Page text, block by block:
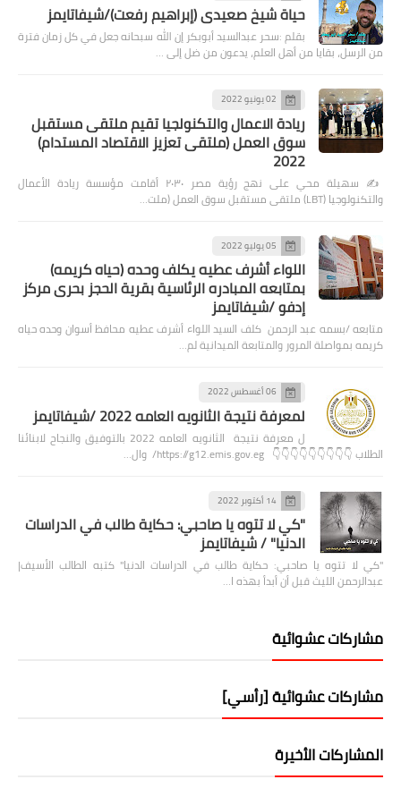
حياة شيخ صعيدى (إبراهيم رفعت)/شيفاتايمز
بقلم :سحر عبدالسيد أبوبكر إن الله سبحانه جعل في كل زمان فترة
من الرسل، بقايا من أهل العلم، يدعون من ضل إلى …
02 يونيو 2022
ريادة الاعمال والتكنولجيا تقيم ملتقى مستقبل
سوق العمل (ملتقى تعزيز الاقتصاد المستدام)
2022
✍️ سهيلة محي على نهج رؤية مصر ٢٠٣٠ أقامت مؤسسة ريادة الأعمال
والتكنولوجيا (LBT) ملتقى مستقبل سوق العمل (ملت…
05 يوليو 2022
اللواء أشرف عطيه يكلف وحده (حياه كريمه)
بمتابعه المبادره الرئاسية بقرية الحجز بحرى مركز
إدفو /شيفاتايمز
متابعه /بسمه عبد الرحمن كلف السيد اللواء أشرف عطيه محافظ أسوان وحده حياه
كريمه بمواصلة المرور والمتابعة الميدانية لم…
06 أغسطس 2022
لمعرفة نتيجة الثانويه العامه 2022 /شيفاتايمز
ل معرفة نتيجة الثانويه العامه 2022 بالتوفيق والنجاح لابنائنا
الطلاب 👇👇👇👇👇👇👇👇👇 https://g12.emis.gov.eg/ وال…
14 أكتوبر 2022
"كي لا تتوه يا صاحبي: حكاية طالب في الدراسات
الدنيا" / شيفاتايمز
"كي لا تتوه يا صاحبي: حكاية طالب في الدراسات الدنيا" كتبه الطالب الأسيف|
عبدالرحمن الليث قبل أن أبدأ بهذه ا…
مشاركات عشوائية
مشاركات عشوائية [رأسي]
المشاركات الأخيرة